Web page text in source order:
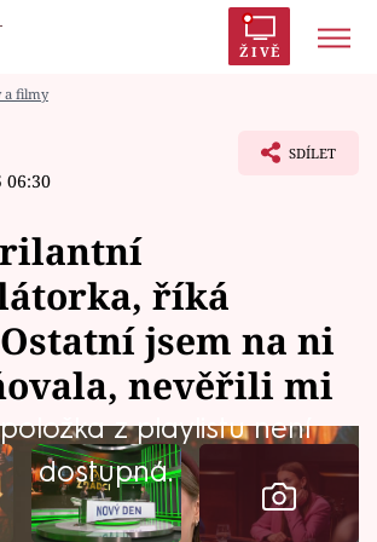
ŽIVĚ
a filmy
06:30
SDÍLET
říká
jsem na ni
nevěřili mi
z playlistu není
dostupná.